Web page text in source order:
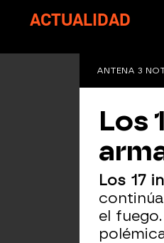
ACTUALIDAD
ANTENA 3
Los
Los 17
el